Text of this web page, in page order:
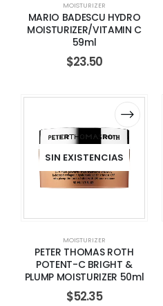
MOISTURIZER
MARIO BADESCU HYDRO
MOISTURIZER/VITAMIN C
59ml
$23.50
SIN EXISTENCIAS
MOISTURIZER
PETER THOMAS ROTH
POTENT-C BRIGHT &
PLUMP MOISTURIZER 50ml
$52.35